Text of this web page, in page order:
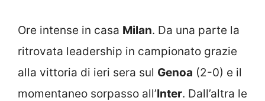
Ore intense in casa Milan. Da una parte la
ritrovata leadership in campionato grazie
alla vittoria di ieri sera sul Genoa (2-0) e il
momentaneo sorpasso all’Inter. Dall’altra le